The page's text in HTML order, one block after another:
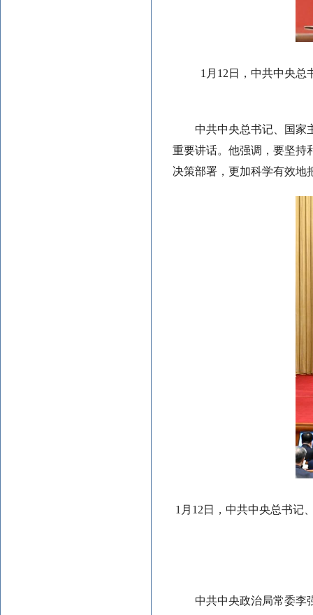
1月12日，中共中央
中共中央总书记、国家
重要讲话。他强调，要坚持
决策部署，更加科学有效地
1月12日，中共中央总书记
中共中央政治局常委李